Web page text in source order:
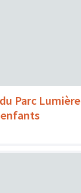
Parc Lumière